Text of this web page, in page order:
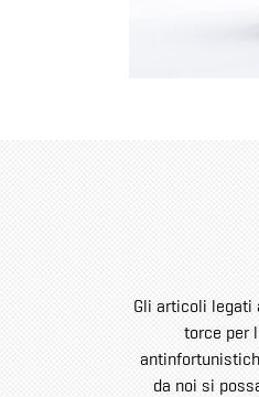
Gli articoli legati
torce per
da noi si